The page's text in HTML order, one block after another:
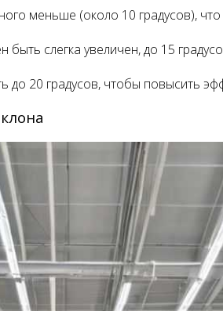
меньше (около 10 градусов),
слегка увеличен, до 15
20 градусов, чтобы повысить